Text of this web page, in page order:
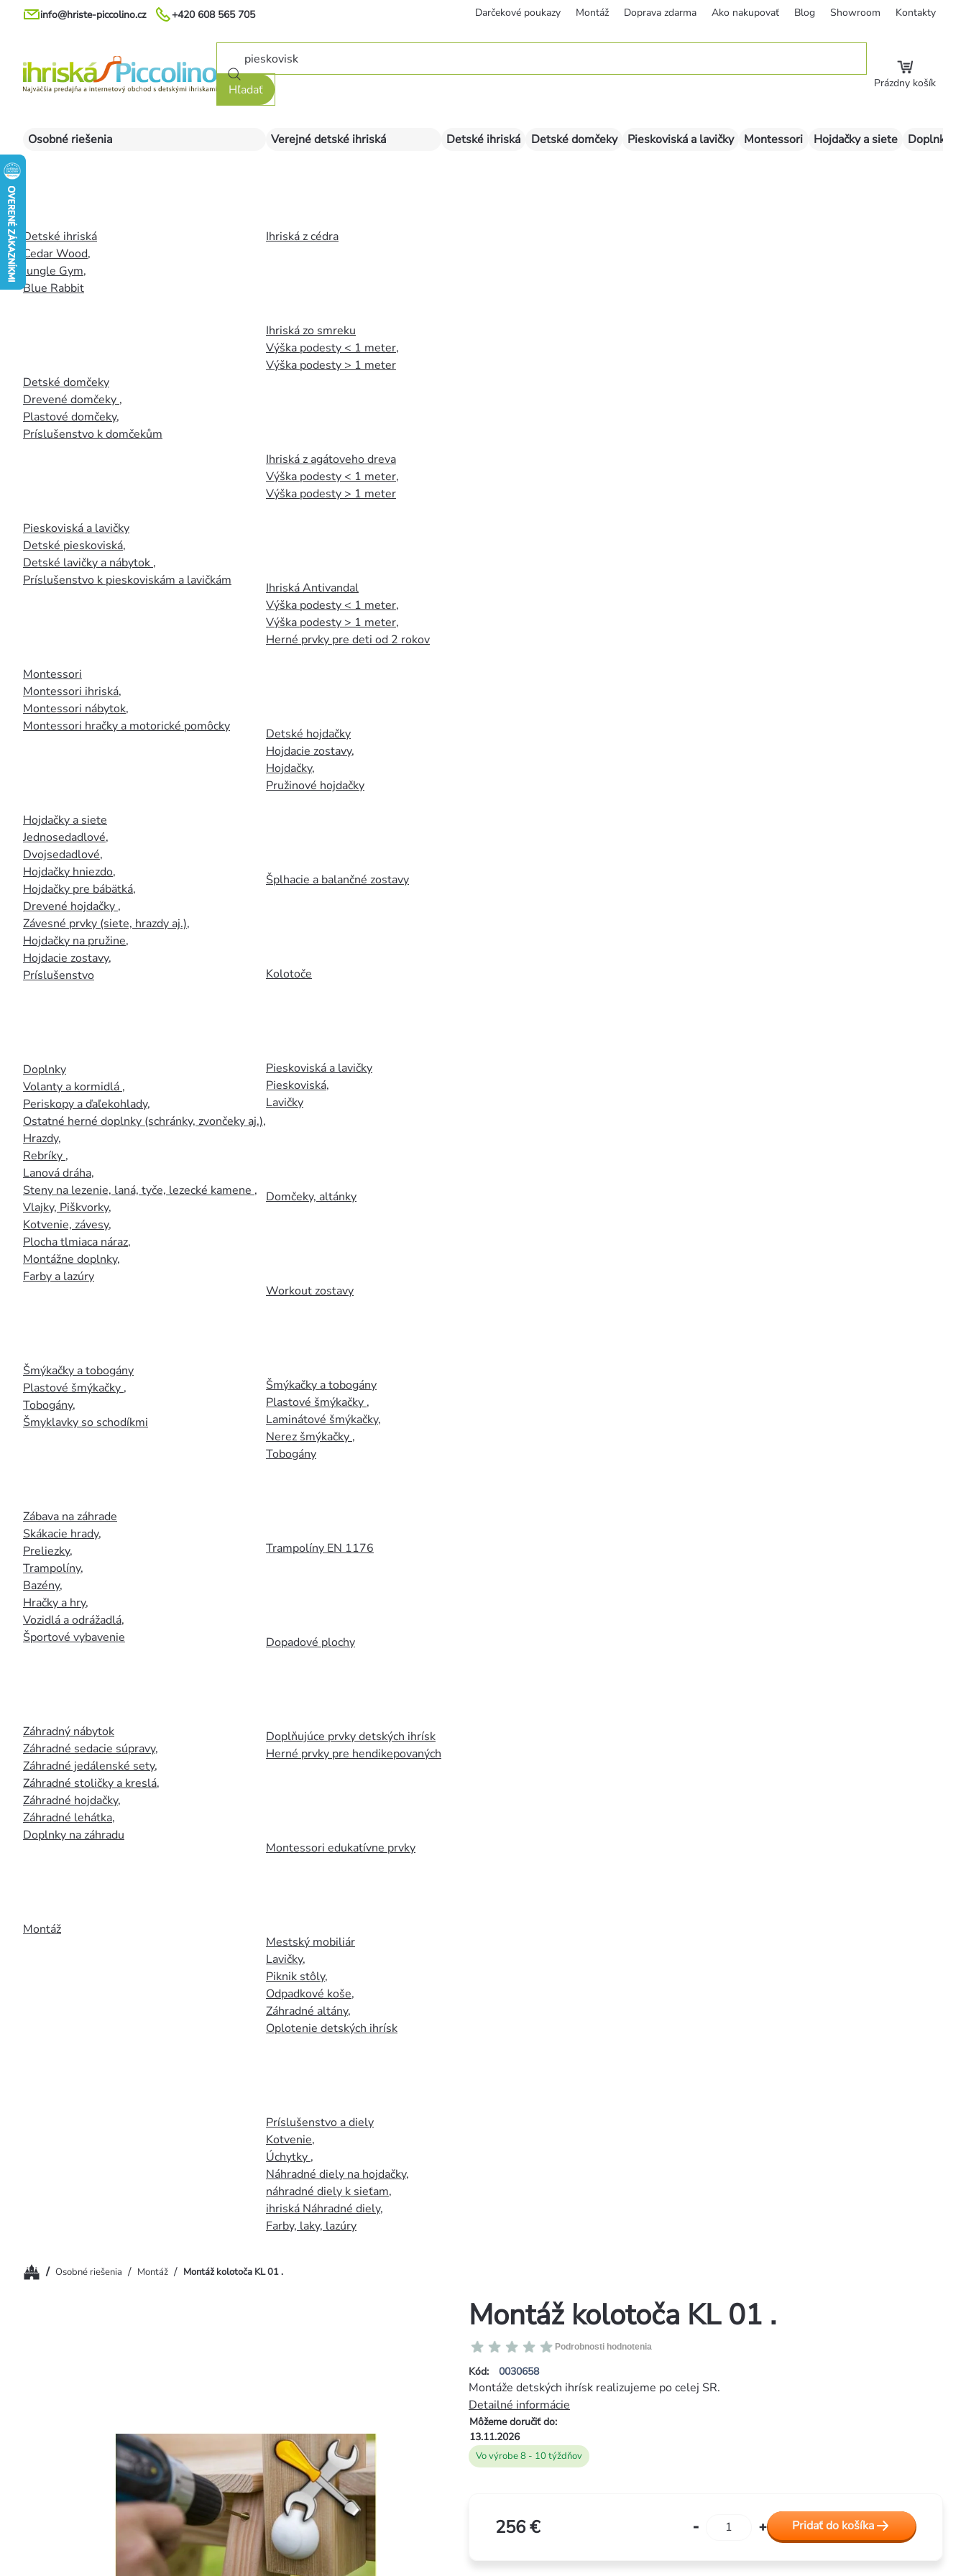
Prejsť
+420 608 565 705
info@hriste-piccolino.cz Darčekové poukazy Montáž Doprava zdarma Ako nakupovať Blog Showroom Kontakty
Hľadať Prázdny košík
Osobné riešenia
Detské ihriská
Cedar Wood,
Jungle Gym,
Blue Rabbit
Detské domčeky
Drevené domčeky ,
Plastové domčeky,
Príslušenstvo k domčekům
Pieskoviská a lavičky
Detské pieskoviská,
Detské lavičky a nábytok ,
Príslušenstvo k pieskoviskám a lavičkám
Montessori
Montessori ihriská,
Montessori nábytok,
Montessori hračky a motorické pomôcky
Hojdačky a siete
Jednosedadlové,
Dvojsedadlové,
Hojdačky hniezdo,
Hojdačky pre bábätká,
Drevené hojdačky ,
Závesné prvky (siete, hrazdy aj.),
Hojdačky na pružine,
Hojdacie zostavy,
Príslušenstvo
Doplnky
Volanty a kormidlá ,
Periskopy a ďaľekohlady,
Ostatné herné doplnky (schránky, zvončeky aj.),
Hrazdy,
Rebríky ,
Lanová dráha,
Steny na lezenie, laná, tyče, lezecké kamene ,
Vlajky, Piškvorky,
Kotvenie, závesy,
Plocha tlmiaca náraz,
Montážne doplnky,
Farby a lazúry
Šmýkačky a tobogány
Plastové šmýkačky ,
Tobogány,
Šmyklavky so schodíkmi
Zábava na záhrade
Skákacie hrady,
Preliezky,
Trampolíny,
Bazény,
Hračky a hry,
Vozidlá a odrážadlá,
Športové vybavenie
Záhradný nábytok
Záhradné sedacie súpravy,
Záhradné jedálenské sety,
Záhradné stoličky a kreslá,
Záhradné hojdačky,
Záhradné lehátka,
Doplnky na záhradu
Montáž
Verejné detské ihriská
Ihriská z cédra
Ihriská zo smreku
Výška podesty < 1 meter,
Výška podesty > 1 meter
Ihriská z agátoveho dreva
Výška podesty < 1 meter,
Výška podesty > 1 meter
Ihriská Antivandal
Výška podesty < 1 meter,
Výška podesty > 1 meter,
Herné prvky pre deti od 2 rokov
Detské hojdačky
Hojdacie zostavy,
Hojdačky,
Pružinové hojdačky
Šplhacie a balančné zostavy
Kolotoče
Pieskoviská a lavičky
Pieskoviská,
Lavičky
Domčeky, altánky
Workout zostavy
Šmýkačky a tobogány
Plastové šmýkačky ,
Laminátové šmýkačky,
Nerez šmýkačky ,
Tobogány
Trampolíny EN 1176
Dopadové plochy
Doplňujúce prvky detských ihrísk
Herné prvky pre hendikepovaných
Montessori edukatívne prvky
Mestský mobiliár
Lavičky,
Piknik stôly,
Odpadkové koše,
Záhradné altány,
Oplotenie detských ihrísk
Príslušenstvo a diely
Kotvenie,
Úchytky ,
Náhradné diely na hojdačky,
náhradné diely k sieťam,
ihriská Náhradné diely,
Farby, laky, lazúry
Detské ihriská Detské domčeky Pieskoviská a lavičky Montessori Hojdačky a siete Doplnky
Domov
/ Osobné riešenia / Montáž / Montáž kolotoča KL 01 .
Montáž kolotoča KL 01 .
Kód: 0030658
Priemerné
hodnotenie
produktu
je
0,0
z
5
hviezdičiek.
Podrobnosti hodnotenia
Vo výrobe 8 - 10 týždňov
Môžeme doručiť do:
13.11.2026
Montáže detských ihrísk realizujeme po celej SR.
Detailné informácie
256 € Pridať do košíka